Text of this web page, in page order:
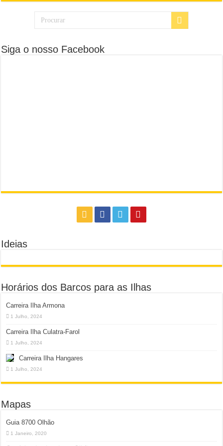
Siga o nosso Facebook
Ideias
Horários dos Barcos para as Ilhas
Carreira Ilha Armona
1 Julho, 2024
Carreira Ilha Culatra-Farol
1 Julho, 2024
Carreira Ilha Hangares
1 Julho, 2024
Mapas
Guia 8700 Olhão
1 Janeiro, 2020